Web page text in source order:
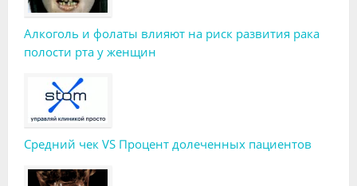
Алкоголь и фолаты влияют на риск развития рака
полости рта у женщин
Средний чек VS Процент долеченных пациентов